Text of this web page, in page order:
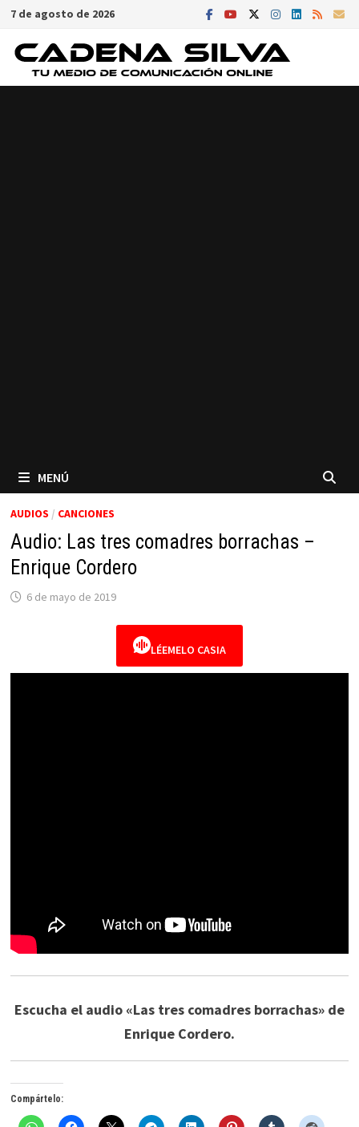
Saltar
contenido
7 de agosto de 2026
MENÚ
AUDIOS / CANCIONES
Audio: Las tres comadres borrachas –
Enrique Cordero
6 de mayo de 2019
LÉEMELO CASIA
Escucha el audio «Las tres comadres borrachas» de
Enrique Cordero.
Compártelo: